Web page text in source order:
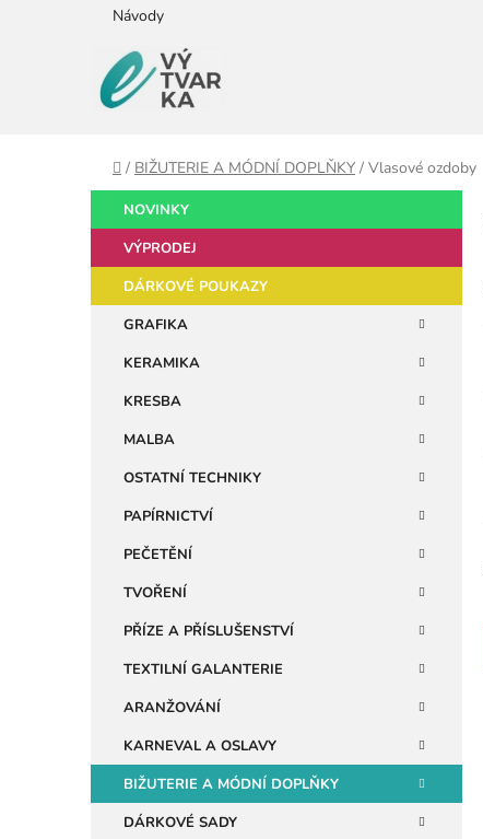
Návody
Domů
/ BIŽUTERIE A MÓDNÍ DOPLŇKY / Vlasové ozdoby
o
s
r
Přeskočit
kategorie
a
e
NOVINKY
VÝPRODEJ
DÁRKOVÉ POUKAZY
GRAFIKA
KERAMIKA
KRESBA
MALBA
OSTATNÍ TECHNIKY
PAPÍRNICTVÍ
PEČETĚNÍ
TVOŘENÍ
PŘÍZE A PŘÍSLUŠENSTVÍ
TEXTILNÍ GALANTERIE
ARANŽOVÁNÍ
KARNEVAL A OSLAVY
BIŽUTERIE A MÓDNÍ DOPLŇKY
DÁRKOVÉ SADY